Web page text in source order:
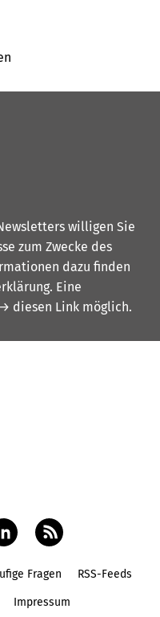
willigen Sie
zum Zwecke des
dazu finden
. Eine
→ diesen Link möglich.
Fragen RSS-Feeds
Impressum